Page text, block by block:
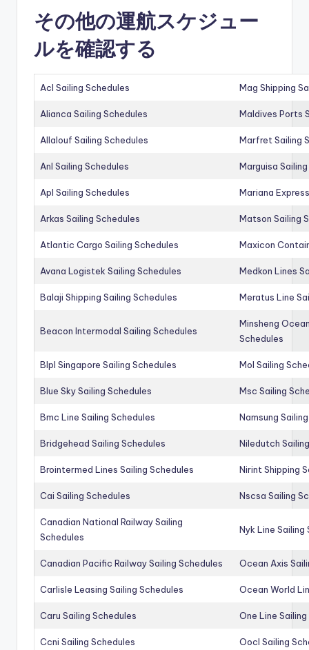
その他の運航スケジュー
ルを確認する
Acl Sailing Schedules Mag Shipping
Alianca Sailing Schedules Maldives Ports
Allalouf Sailing Schedules Marfret Sailing
Anl Sailing Schedules Marguisa
Apl Sailing Schedules Mariana
Arkas Sailing Schedules Matson Sailing
Atlantic Cargo Sailing Schedules Maxicon
Avana Logistek Sailing Schedules Medkon Lines
Balaji Shipping Sailing Schedules Meratus Line
Beacon Intermodal Sailing Schedules
Minsheng
Schedules
Blpl Singapore Sailing Schedules Mol Sailing
Blue Sky Sailing Schedules Msc Sailing
Bmc Line Sailing Schedules Namsung
Bridgehead Sailing Schedules Niledutch
Brointermed Lines Sailing Schedules Nirint Shipping
Cai Sailing Schedules Nscsa Sailing
Canadian National Railway Sailing
Schedules
Nyk Line Sailing
Canadian Pacific Railway Sailing Schedules Ocean Axis
Carlisle Leasing Sailing Schedules Ocean World
Caru Sailing Schedules One Line
Ccni Sailing Schedules Oocl Sailing